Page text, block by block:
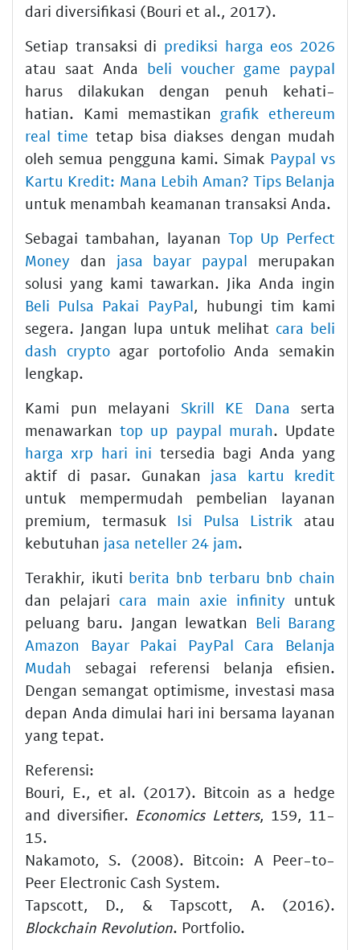
dari diversifikasi (Bouri et al., 2017).
Setiap transaksi di prediksi harga eos 2026
atau saat Anda beli voucher game paypal
harus dilakukan dengan penuh kehati-
hatian. Kami memastikan grafik ethereum
real time tetap bisa diakses dengan mudah
oleh semua pengguna kami. Simak Paypal vs
Kartu Kredit: Mana Lebih Aman? Tips Belanja
untuk menambah keamanan transaksi Anda.
Sebagai tambahan, layanan Top Up Perfect
Money dan jasa bayar paypal merupakan
solusi yang kami tawarkan. Jika Anda ingin
Beli Pulsa Pakai PayPal, hubungi tim kami
segera. Jangan lupa untuk melihat cara beli
dash cryptoagar portofolio Anda semakin
lengkap.
Kami pun melayani Skrill KE Dana serta
menawarkantop up paypal murah. Update
harga xrp hari ini tersedia bagi Anda yang
aktif di pasar. Gunakan jasa kartu kredit
untuk mempermudah pembelian layanan
premium, termasuk Isi Pulsa Listrik atau
kebutuhan jasa neteller 24 jam.
Terakhir, ikuti berita bnb terbaru bnb chain
dan pelajari cara main axie infinity untuk
peluang baru. Jangan lewatkan Beli Barang
Amazon Bayar Pakai PayPal Cara Belanja
Mudah sebagai referensi belanja efisien.
Dengan semangat optimisme, investasi masa
depan Anda dimulai hari ini bersama layanan
yang tepat.
Referensi:
Bouri, E., et al. (2017). Bitcoin as a hedge
and diversifier. Economics Letters, 159, 11-
15.
Nakamoto, S. (2008). Bitcoin: A Peer-to-
Peer Electronic Cash System.
Tapscott, D., & Tapscott, A. (2016).
Blockchain Revolution. Portfolio.